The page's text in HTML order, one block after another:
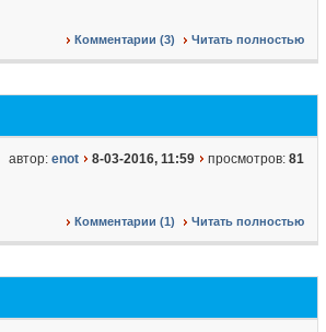
Комментарии (3) Читать полностью
автор: enot 8-03-2016, 11:59 просмотров: 81
Комментарии (1) Читать полностью